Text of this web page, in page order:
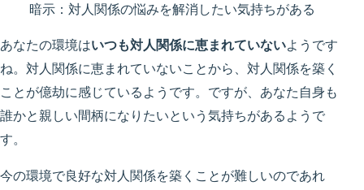
暗示：対人関係の悩みを解消したい気持ちがある
あなたの環境はいつも対人関係に恵まれていないようです
ね。対人関係に恵まれていないことから、対人関係を築く
ことが億劫に感じているようです。ですが、あなた自身も
誰かと親しい間柄になりたいという気持ちがあるようで
す。
今の環境で良好な対人関係を築くことが難しいのであれ